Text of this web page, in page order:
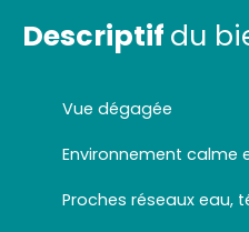
Descriptif du
Vue dégagée
Environnement calme
Proches réseaux eau,